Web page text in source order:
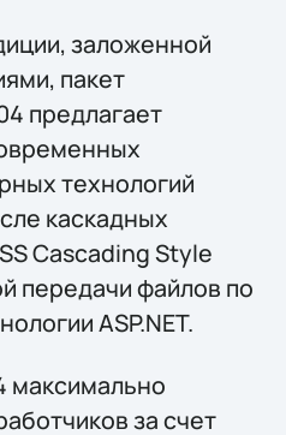
заложенной
пакет
предлагает
технологий
каскадных
Cascading Style
передачи файлов по
ASP.NET.
максимально
за счет